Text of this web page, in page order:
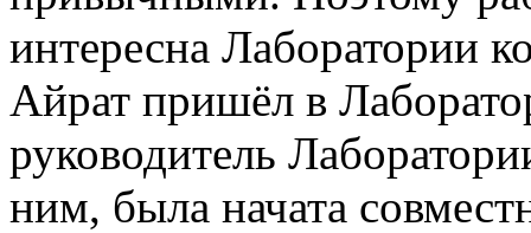
интересна Лаборатории
Айрат пришёл в
руководитель
ним, была начата